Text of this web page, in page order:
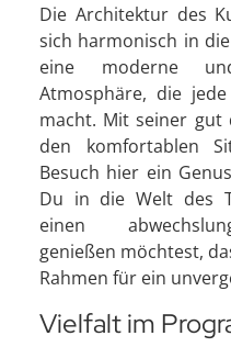
Die Architektur des
sich harmonisch in
eine moderne
Atmosphäre, die
macht. Mit seiner gut
den komfortablen
Besuch hier ein
Du in die Welt des
einen
genießen möchtest,
Rahmen für ein
Vielfalt im